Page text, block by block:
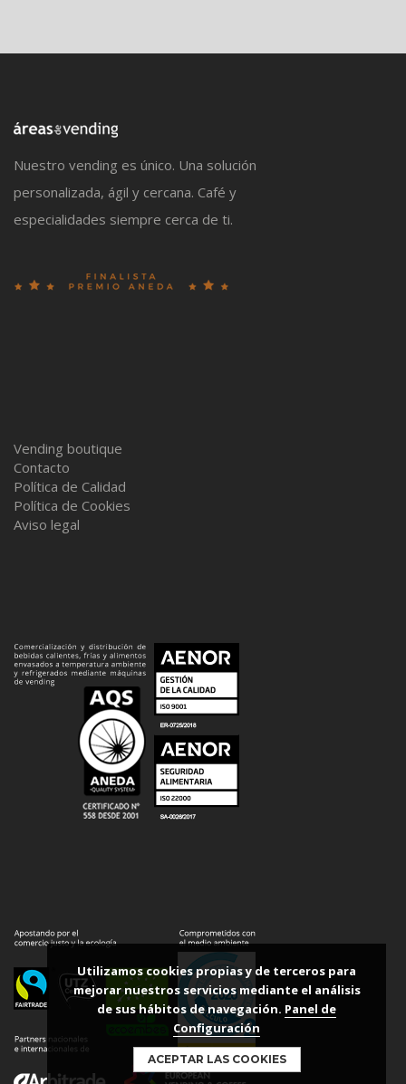
Nuestro vending es único. Una solución
personalizada, ágil y cercana. Café y
especialidades siempre cerca de ti.
Vending boutique
Contacto
Política de Calidad
Política de Cookies
Aviso legal
Utilizamos cookies propias y de terceros para
mejorar nuestros servicios mediante el análisis
de sus hábitos de navegación. Panel de
Configuración
ACEPTAR LAS COOKIES